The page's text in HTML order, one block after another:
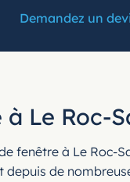
Demandez un
Le Roc-
fenêtre à Le Roc-
de